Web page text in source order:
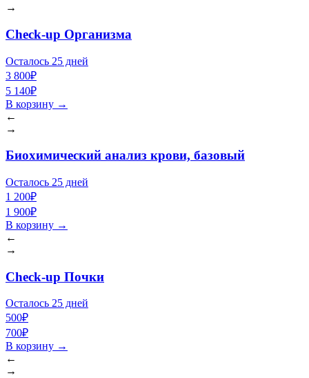
→
Check-up Организма
Осталось 25 дней
3 800₽
5 140₽
В корзину →
←
→
Биохимический анализ крови, базовый
Осталось 25 дней
1 200₽
1 900₽
В корзину →
←
→
Check-up Почки
Осталось 25 дней
500₽
700₽
В корзину →
←
→